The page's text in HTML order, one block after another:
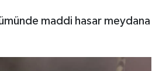
maddi hasar meydana